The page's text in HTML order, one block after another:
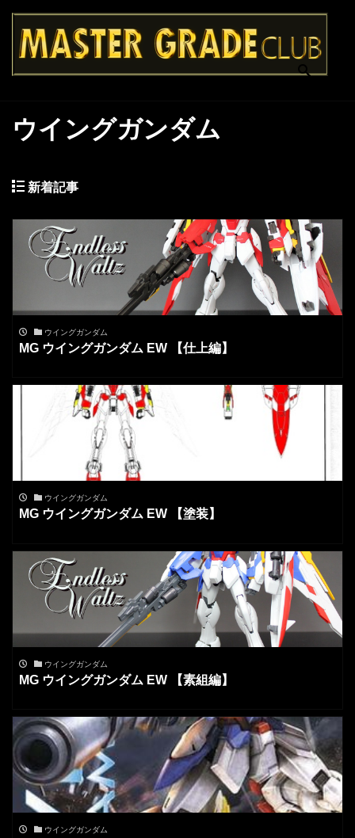
ウイングガンダム
新着記事
ウイングガンダム
MG ウイングガンダム EW 【仕上編】
ウイングガンダム
MG ウイングガンダム EW 【塗装】
ウイングガンダム
MG ウイングガンダム EW 【素組編】
ウイングガンダム